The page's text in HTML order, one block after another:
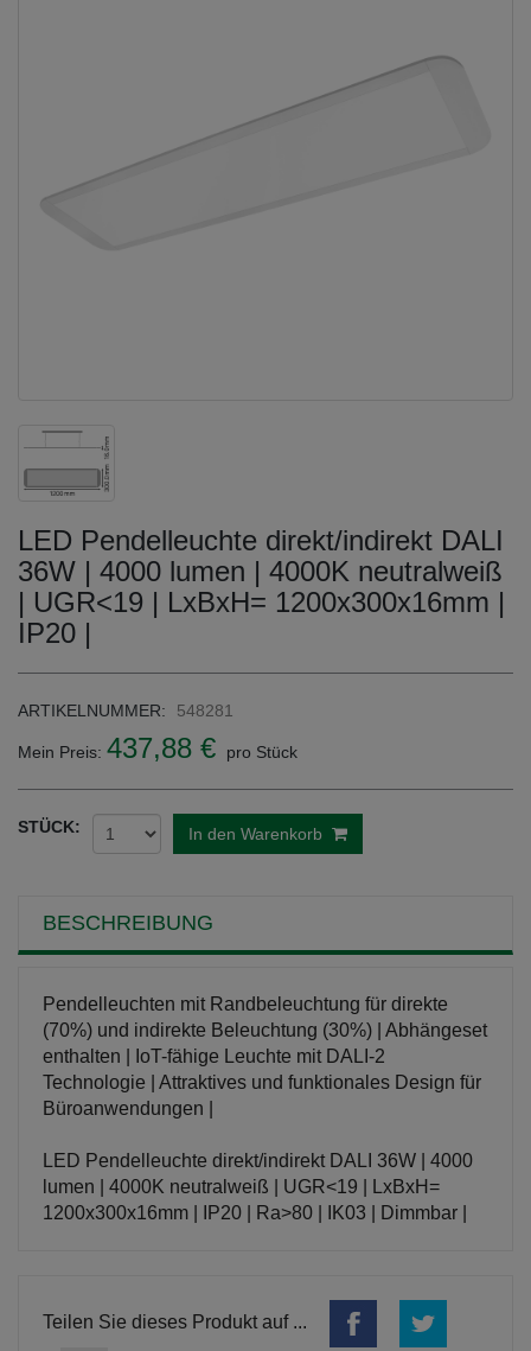
LED Pendelleuchte direkt/indirekt DALI
36W | 4000 lumen | 4000K neutralweiß
| UGR<19 | LxBxH= 1200x300x16mm |
IP20 |
ARTIKELNUMMER: 548281
Mein Preis: 437,88 € pro Stück
STÜCK: In den Warenkorb
BESCHREIBUNG
Pendelleuchten mit Randbeleuchtung für direkte
(70%) und indirekte Beleuchtung (30%) | Abhängeset
enthalten | IoT-fähige Leuchte mit DALI-2
Technologie | Attraktives und funktionales Design für
Büroanwendungen |
LED Pendelleuchte direkt/indirekt DALI 36W | 4000
lumen | 4000K neutralweiß | UGR<19 | LxBxH=
1200x300x16mm | IP20 | Ra>80 | IK03 | Dimmbar |
Teilen Sie dieses Produkt auf ...